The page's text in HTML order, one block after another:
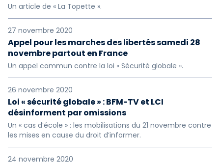
Un article de « La Topette ».
27 novembre 2020
Appel pour les marches des libertés samedi 28
novembre partout en France
Un appel commun contre la loi « Sécurité globale ».
26 novembre 2020
Loi « sécurité globale » : BFM-TV et LCI
désinforment par omissions
Un « cas d’école » : les mobilisations du 21 novembre contre
les mises en cause du droit d’informer.
24 novembre 2020